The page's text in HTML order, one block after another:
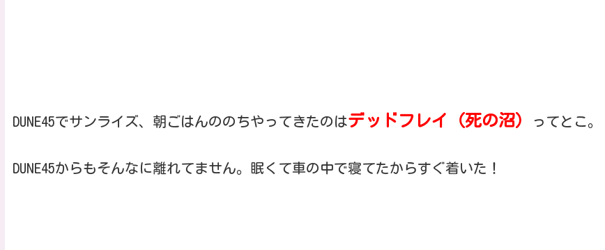
DUNE45でサンライズ、朝ごはんののちやってきたのはデッドフレイ（死の沼） ってとこ。
DUNE45からもそんなに離れてません。眠くて車の中で寝てたからすぐ着いた！